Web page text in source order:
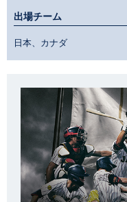
出場チーム
日本、カナダ